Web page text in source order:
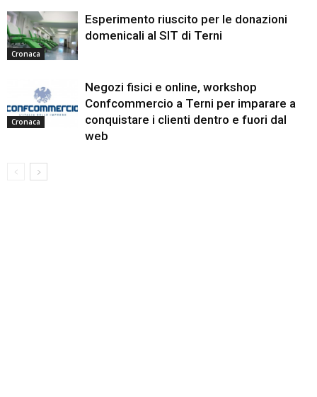
Cronaca
Esperimento riuscito per le donazioni
domenicali al SIT di Terni
Cronaca
Negozi fisici e online, workshop
Confcommercio a Terni per imparare a
conquistare i clienti dentro e fuori dal
web